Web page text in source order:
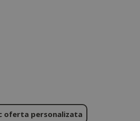
oferta personalizata